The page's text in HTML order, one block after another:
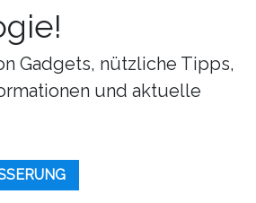
Gadgets, nützliche Tipps,
und aktuelle